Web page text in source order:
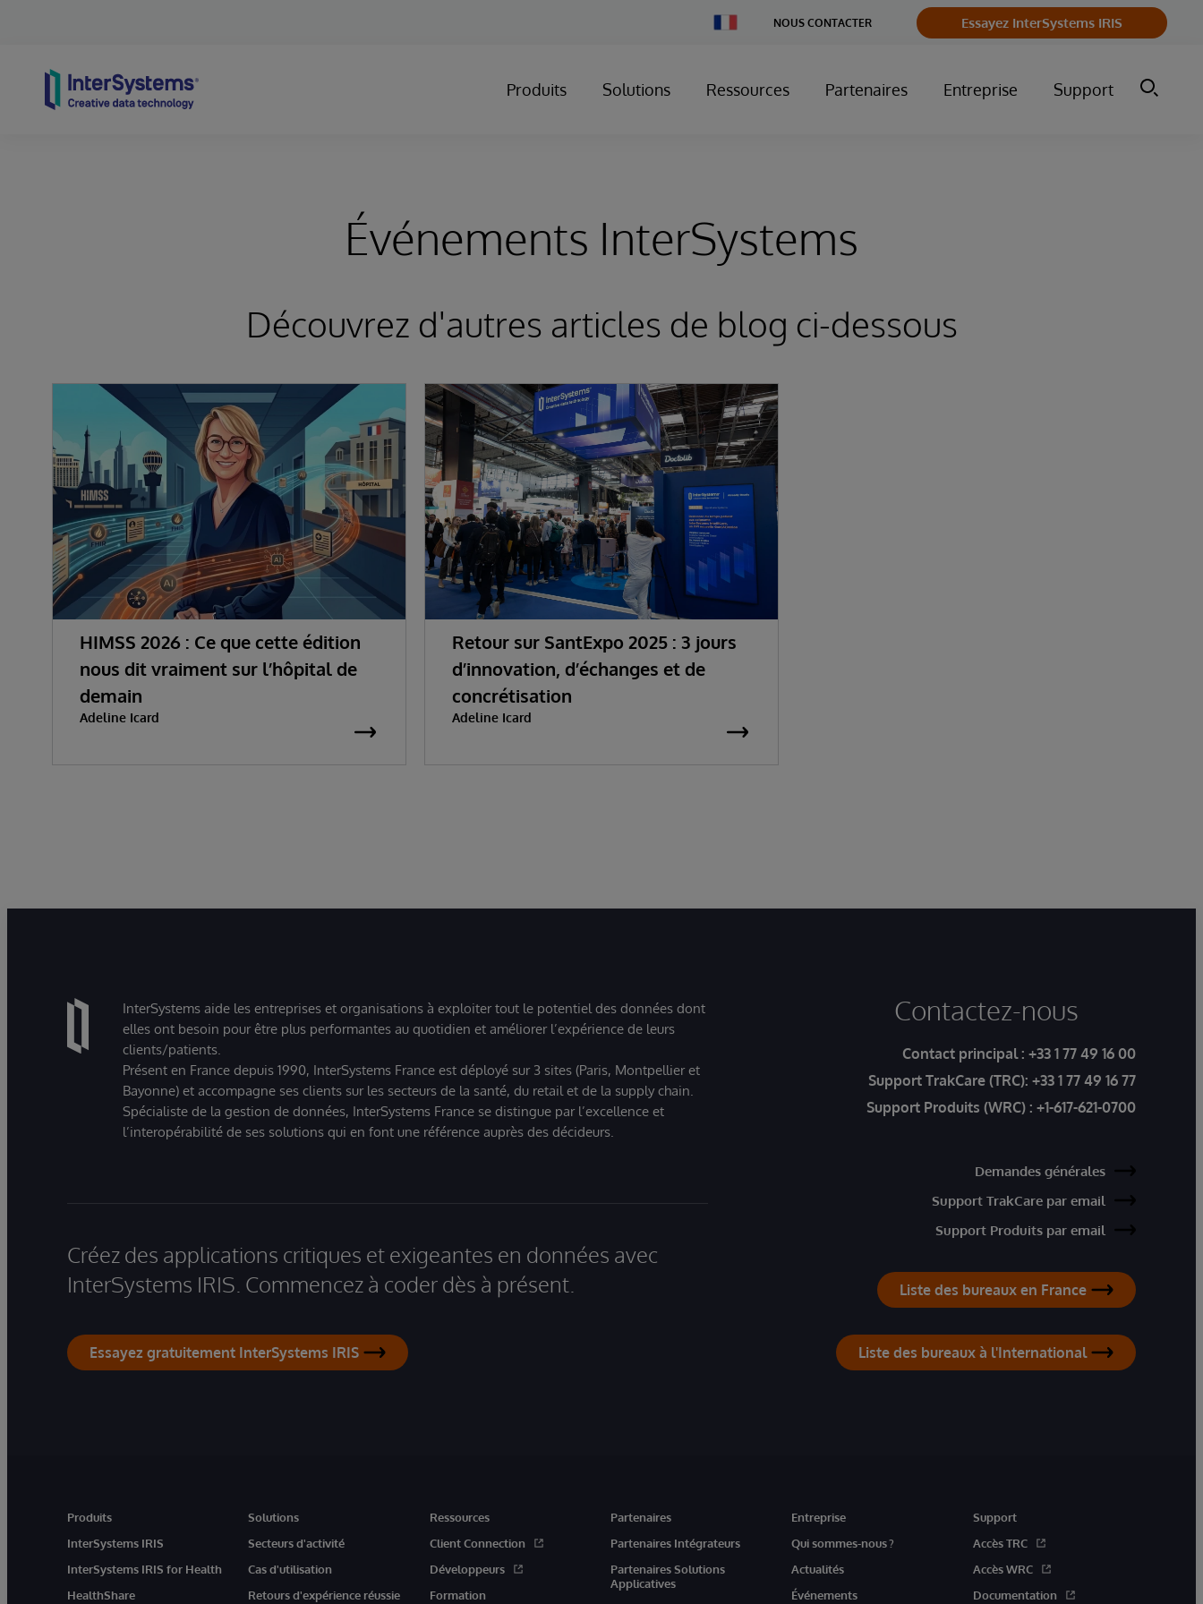
Country
NOUS CONTACTER Essayez InterSystems IRIS
Produits Solutions Ressources Partenaires Entreprise Support
Événements InterSystems
Découvrez d'autres articles de blog ci-dessous
HIMSS 2026 : Ce que cette édition
nous dit vraiment sur l’hôpital de
demain
Adeline Icard
Retour sur SantExpo 2025 : 3 jours
d’innovation, d’échanges et de
concrétisation
Adeline Icard
InterSystems aide les entreprises et organisations à exploiter tout le potentiel des données dont
elles ont besoin pour être plus performantes au quotidien et améliorer l’expérience de leurs
clients/patients.
Présent en France depuis 1990, InterSystems France est déployé sur 3 sites (Paris, Montpellier et
Bayonne) et accompagne ses clients sur les secteurs de la santé, du retail et de la supply chain.
Spécialiste de la gestion de données, InterSystems France se distingue par l’excellence et
l’interopérabilité de ses solutions qui en font une référence auprès des décideurs.
Créez des applications critiques et exigeantes en données avec
InterSystems IRIS. Commencez à coder dès à présent.
Essayez gratuitement InterSystems IRIS
Contactez-nous
Contact principal : +33 1 77 49 16 00
Support TrakCare (TRC): +33 1 77 49 16 77
Support Produits (WRC) : +1-617-621-0700
Demandes générales
Support TrakCare par email
Support Produits par email
Liste des bureaux en France
Liste des bureaux à l'International
Produits
InterSystems IRIS
InterSystems IRIS for Health
HealthShare
Solutions
Secteurs d'activité
Cas d'utilisation
Retours d'expérience réussie
Ressources
Client Connection
Développeurs
Formation
Partenaires
Partenaires Intégrateurs
Partenaires Solutions
Applicatives
Entreprise
Qui sommes-nous ?
Actualités
Événements
Support
Accès TRC
Accès WRC
Documentation